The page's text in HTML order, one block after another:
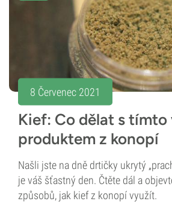
8 Červenec 2021
Kief: Co dělat s tímto
produktem z konopí
Našli jste na dně drtičky ukrytý
je váš šťastný den. Čtěte dál a
způsobů, jak kief z konopí využít.